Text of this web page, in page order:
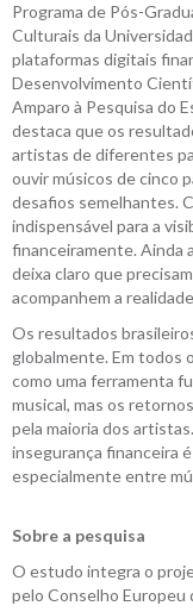
Programa de Pós-
Culturais da
plataformas digitais
Desenvolvimento
Amparo à Pesquisa do
destaca que os
artistas de diferentes
ouvir músicos de cinco
desafios semelhantes.
indispensável para a
financeiramente. Ainda
deixa claro que
acompanhem a
Os resultados
globalmente. Em todos
como uma ferramenta
musical, mas os
pela maioria dos
insegurança financeira
especialmente entre
Sobre a pesquisa
O estudo integra o
pelo Conselho Europeu